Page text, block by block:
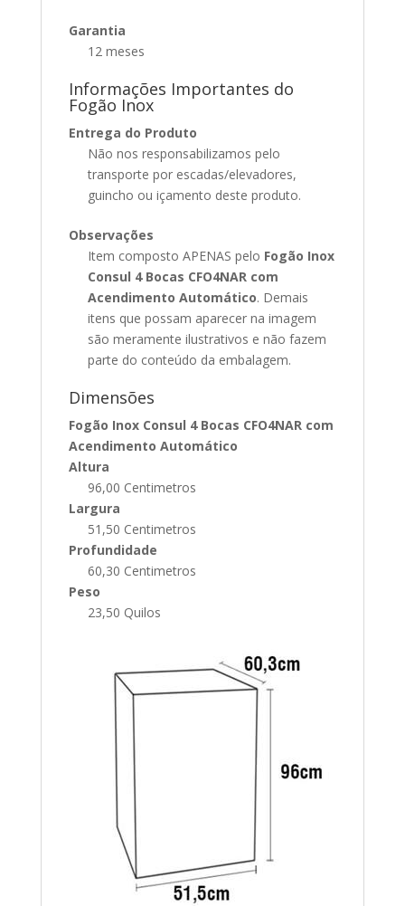
Garantia
12 meses
Informações Importantes do
Fogão Inox
Entrega do Produto
Não nos responsabilizamos pelo
transporte por escadas/elevadores,
guincho ou içamento deste produto.
Observações
Item composto APENAS pelo Fogão Inox
Consul 4 Bocas CFO4NAR com
Acendimento Automático. Demais
itens que possam aparecer na imagem
são meramente ilustrativos e não fazem
parte do conteúdo da embalagem.
Dimensões
Fogão Inox Consul 4 Bocas CFO4NAR com
Acendimento Automático
Altura
96,00 Centimetros
Largura
51,50 Centimetros
Profundidade
60,30 Centimetros
Peso
23,50 Quilos